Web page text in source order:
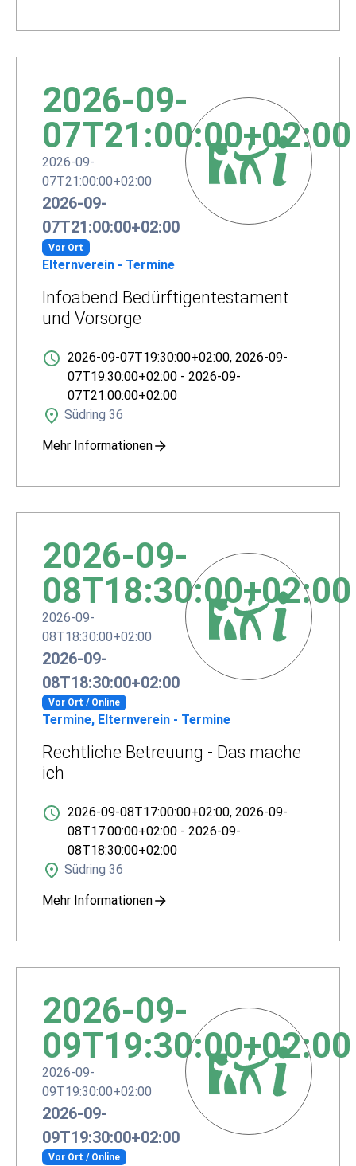
2026-09-
07T21:00:00+02:00
2026-09-
07T21:00:00+02:00
2026-09-
07T21:00:00+02:00
Elternverein - Termine
Vor Ort
Infoabend Bedürftigentestament
und Vorsorge
2026-09-07T19:30:00+02:00, 2026-09-
07T19:30:00+02:00 - 2026-09-
07T21:00:00+02:00
Südring 36
Mehr Informationen
2026-09-
08T18:30:00+02:00
2026-09-
08T18:30:00+02:00
2026-09-
08T18:30:00+02:00
Termine, Elternverein - Termine
Vor Ort / Online
Rechtliche Betreuung - Das mache
ich
2026-09-08T17:00:00+02:00, 2026-09-
08T17:00:00+02:00 - 2026-09-
08T18:30:00+02:00
Südring 36
Mehr Informationen
2026-09-
09T19:30:00+02:00
2026-09-
09T19:30:00+02:00
2026-09-
09T19:30:00+02:00
Vor Ort / Online